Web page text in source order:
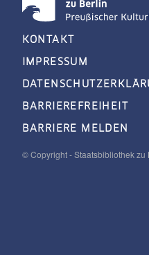
© Copyright - Staatsbibliothek
KONTAKT
IMPRESSUM
BARRIEREFREIHEIT
BARRIERE MELDEN